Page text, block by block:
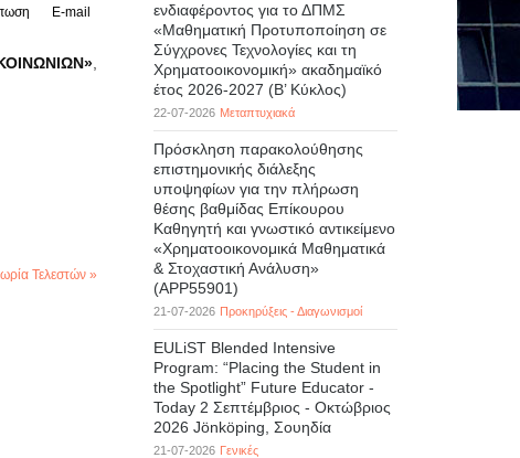
E-mail
,
Τελεστών »
ενδιαφέροντος για το ΔΠΜΣ
«Μαθηματική Προτυποποίηση σε
Σύγχρονες Τεχνολογίες και τη
Χρηματοοικονομική» ακαδημαϊκό
έτος 2026-2027 (B’ Kύκλος)
22-07-2026 Μεταπτυχιακά
Πρόσκληση παρακολούθησης
επιστημονικής διάλεξης
υποψηφίων για την πλήρωση
θέσης βαθμίδας Επίκουρου
Καθηγητή και γνωστικό αντικείμενο
«Χρηματοοικονομικά Μαθηματικά
& Στοχαστική Ανάλυση»
(APP55901)
21-07-2026 Προκηρύξεις - Διαγωνισμοί
EULiST Blended Intensive
Program: “Placing the Student in
the Spotlight” Future Educator -
Today 2 Σεπτέμβριος - Οκτώβριος
2026 Jönköping, Σουηδία
21-07-2026 Γενικές